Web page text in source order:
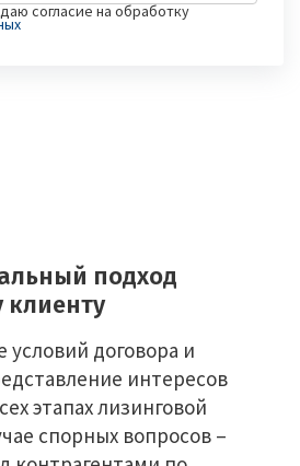
согласие на обработку
подход
клиенту
условий договора и
интересов
этапах лизинговой
спорных вопросов –